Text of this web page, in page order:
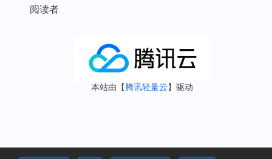
阅读者
本站由【腾讯轻量云】驱动